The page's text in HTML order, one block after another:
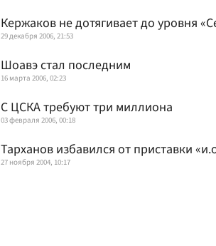
Кержаков не дотягивает до уровня
29 декабря 2006, 21:53
Шоавэ стал последним
16 марта 2006, 02:23
С ЦСКА требуют три миллиона
03 февраля 2006, 00:18
Тарханов избавился от приставки
27 ноября 2004, 10:17